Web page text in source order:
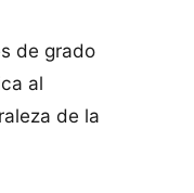
de grado
al
de la